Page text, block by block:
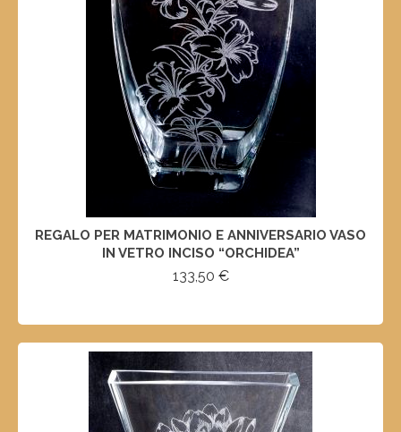
REGALO PER MATRIMONIO E ANNIVERSARIO VASO
IN VETRO INCISO “ORCHIDEA”
133,50 €